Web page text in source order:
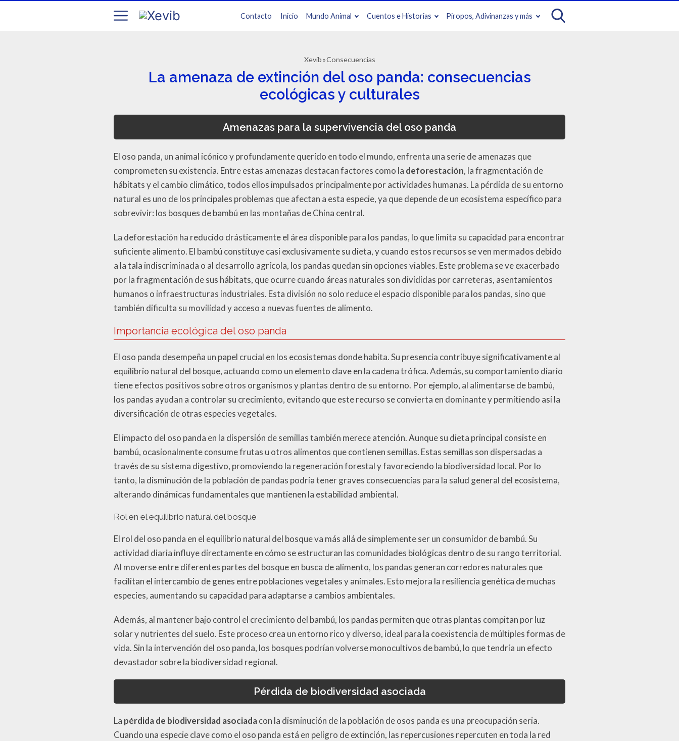
Contacto Inicio Mundo Animal Cuentos e Historias Piropos, Adivinanzas y más
Xevib Consecuencias
La amenaza de extinción del oso panda: consecuencias
ecológicas y culturales
Amenazas para la supervivencia del oso panda
El oso panda, un animal icónico y profundamente querido en todo el mundo, enfrenta una serie de amenazas que
comprometen su existencia. Entre estas amenazas destacan factores como la deforestación, la fragmentación de
hábitats y el cambio climático, todos ellos impulsados principalmente por actividades humanas. La pérdida de su entorno
natural es uno de los principales problemas que afectan a esta especie, ya que depende de un ecosistema específico para
sobrevivir: los bosques de bambú en las montañas de China central.
La deforestación ha reducido drásticamente el área disponible para los pandas, lo que limita su capacidad para encontrar
suficiente alimento. El bambú constituye casi exclusivamente su dieta, y cuando estos recursos se ven mermados debido
a la tala indiscriminada o al desarrollo agrícola, los pandas quedan sin opciones viables. Este problema se ve exacerbado
por la fragmentación de sus hábitats, que ocurre cuando áreas naturales son divididas por carreteras, asentamientos
humanos o infraestructuras industriales. Esta división no solo reduce el espacio disponible para los pandas, sino que
también dificulta su movilidad y acceso a nuevas fuentes de alimento.
Importancia ecológica del oso panda
El oso panda desempeña un papel crucial en los ecosistemas donde habita. Su presencia contribuye significativamente al
equilibrio natural del bosque, actuando como un elemento clave en la cadena trófica. Además, su comportamiento diario
tiene efectos positivos sobre otros organismos y plantas dentro de su entorno. Por ejemplo, al alimentarse de bambú,
los pandas ayudan a controlar su crecimiento, evitando que este recurso se convierta en dominante y permitiendo así la
diversificación de otras especies vegetales.
El impacto del oso panda en la dispersión de semillas también merece atención. Aunque su dieta principal consiste en
bambú, ocasionalmente consume frutas u otros alimentos que contienen semillas. Estas semillas son dispersadas a
través de su sistema digestivo, promoviendo la regeneración forestal y favoreciendo la biodiversidad local. Por lo
tanto, la disminución de la población de pandas podría tener graves consecuencias para la salud general del ecosistema,
alterando dinámicas fundamentales que mantienen la estabilidad ambiental.
Rol en el equilibrio natural del bosque
El rol del oso panda en el equilibrio natural del bosque va más allá de simplemente ser un consumidor de bambú. Su
actividad diaria influye directamente en cómo se estructuran las comunidades biológicas dentro de su rango territorial.
Al moverse entre diferentes partes del bosque en busca de alimento, los pandas generan corredores naturales que
facilitan el intercambio de genes entre poblaciones vegetales y animales. Esto mejora la resiliencia genética de muchas
especies, aumentando su capacidad para adaptarse a cambios ambientales.
Además, al mantener bajo control el crecimiento del bambú, los pandas permiten que otras plantas compitan por luz
solar y nutrientes del suelo. Este proceso crea un entorno rico y diverso, ideal para la coexistencia de múltiples formas de
vida. Sin la intervención del oso panda, los bosques podrían volverse monocultivos de bambú, lo que tendría un efecto
devastador sobre la biodiversidad regional.
Pérdida de biodiversidad asociada
La pérdida de biodiversidad asociadacon la disminución de la población de osos panda es una preocupación seria.
Cuando una especie clave como el oso panda está en peligro de extinción, las repercusiones repercuten en toda la red